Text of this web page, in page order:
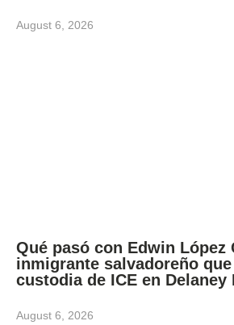
August 6, 2026
Qué pasó con Edwin López
inmigrante salvadoreño
custodia de ICE en Delaney
August 6, 2026